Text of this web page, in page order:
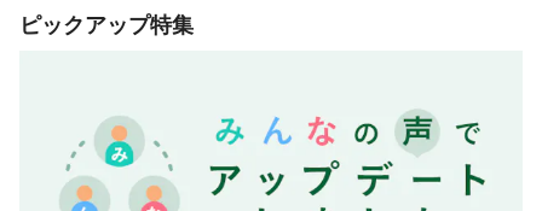
ピックアップ特集